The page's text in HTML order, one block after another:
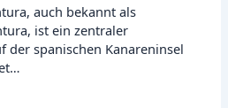
auch bekannt als
ist ein zentraler
der spanischen Kanareninsel